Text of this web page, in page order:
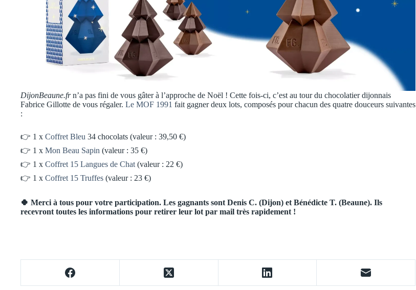
DijonBeaune.frn’a pas fini de vous gâter à l’approche de Noël ! Cette fois-ci, c’est au tour du chocolatier dijonnais
Fabrice Gillotte de vous régaler. Le MOF 1991 fait gagner deux lots, composés pour chacun des quatre douceurs suivantes
:
👉 1 x Coffret Bleu 34 chocolats (valeur : 39,50 €)
👉 1 x Mon Beau Sapin (valeur : 35 €)
👉 1 x Coffret 15 Langues de Chat (valeur : 22 €)
👉 1 x Coffret 15 Truffes (valeur : 23 €)
🍀 Merci à tous pour votre participation. Les gagnants sont Denis C. (Dijon) et Bénédicte T. (Beaune). Ils
recevront toutes les informations pour retirer leur lot par mail très rapidement !